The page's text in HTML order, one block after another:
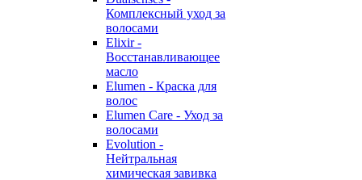
Комплексный уход за
волосами
Elixir -
Восстанавливающее
масло
Elumen - Краска для
волос
Elumen Care - Уход за
волосами
Evolution -
Нейтральная
химическая завивка